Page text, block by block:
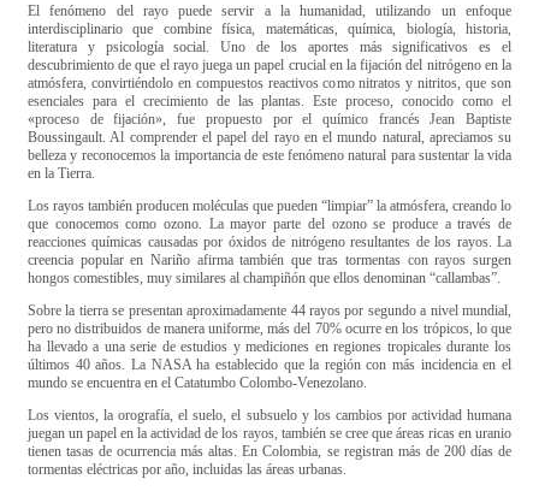
El fenómeno del rayo puede servir a la humanidad, utilizando un enfoque
interdisciplinario que combine física, matemáticas, química, biología, historia,
literatura y psicología social. Uno de los aportes más significativos es el
descubrimiento de que el rayo juega un papel crucial en la fijación del nitrógeno en la
atmósfera, convirtiéndolo en compuestos reactivos como nitratos y nitritos, que son
esenciales para el crecimiento de las plantas. Este proceso, conocido como el
«proceso de fijación», fue propuesto por el químico francés Jean Baptiste
Boussingault. Al comprender el papel del rayo en el mundo natural, apreciamos su
belleza y reconocemos la importancia de este fenómeno natural para sustentar la vida
en la Tierra.
Los rayos también producen moléculas que pueden “limpiar” la atmósfera, creando lo
que conocemos como ozono. La mayor parte del ozono se produce a través de
reacciones químicas causadas por óxidos de nitrógeno resultantes de los rayos. La
creencia popular en Nariño afirma también que tras tormentas con rayos surgen
hongos comestibles, muy similares al champiñón que ellos denominan “callambas”.
Sobre la tierra se presentan aproximadamente 44 rayos por segundo a nivel mundial,
pero no distribuidos de manera uniforme, más del 70% ocurre en los trópicos, lo que
ha llevado a una serie de estudios y mediciones en regiones tropicales durante los
últimos 40 años. La NASA ha establecido que la región con más incidencia en el
mundo se encuentra en el Catatumbo Colombo-Venezolano.
Los vientos, la orografía, el suelo, el subsuelo y los cambios por actividad humana
juegan un papel en la actividad de los rayos, también se cree que áreas ricas en uranio
tienen tasas de ocurrencia más altas. En Colombia, se registran más de 200 días de
tormentas eléctricas por año, incluidas las áreas urbanas.